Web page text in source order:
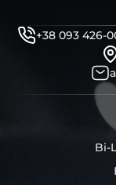
бутиловий
рідини для
і також для
та інших, які
фарою вашої
Фотографії
автентичні та
професійного
складі в Києві.
+38 093 426-
Bi-